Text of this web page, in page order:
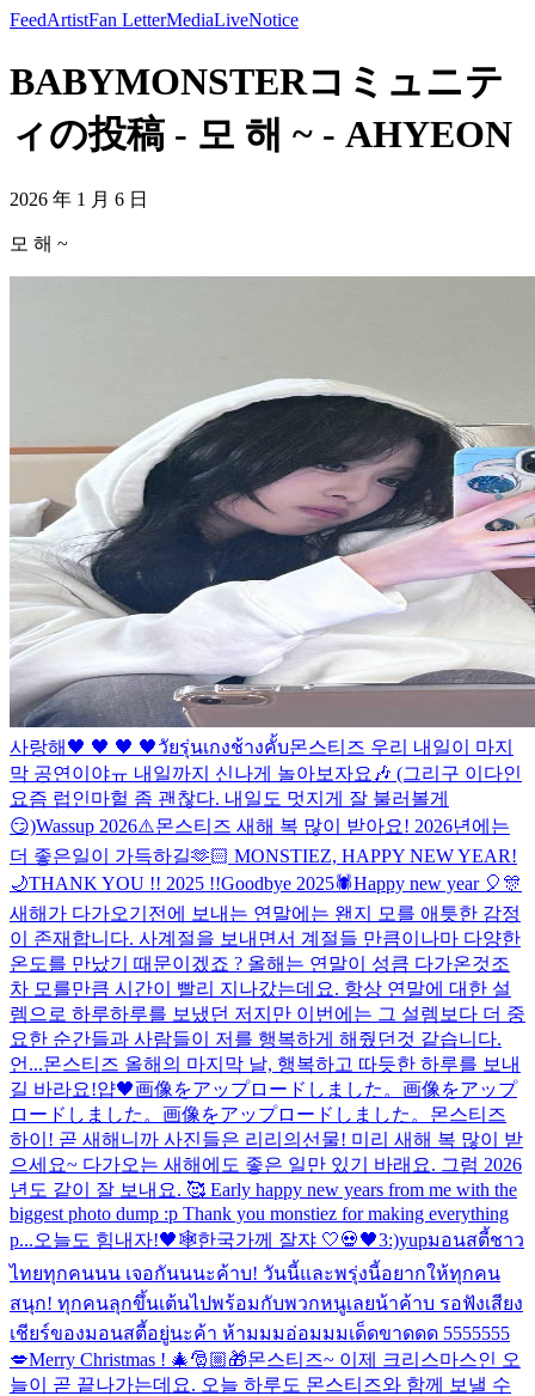
FeedArtistFan LetterMediaLiveNotice
BABYMONSTERコミュニテ
ィの投稿 - 모 해 ~ - AHYEON
2026 年 1 月 6 日
모 해 ~
사랑해 🖤 🖤 🖤 🖤วัยรุ่นเกงช้างคั้บ몬스티즈 우리 내일이 마지
막 공연이야ㅠ 내일까지 신나게 놀아보자요🎶 (그리구 이다인
요즘 럽인마헡 좀 괜찮다. 내일도 멋지게 잘 불러볼게
😏)Wassup 2026⚠️몬스티즈 새해 복 많이 받아요! 2026년에는
더 좋은일이 가득하길🫶🏻 MONSTIEZ, HAPPY NEW YEAR!
🌙THANK YOU !! 2025 !!Goodbye 2025🕷️Happy new year 🎈🎊
새해가 다가오기전에 보내는 연말에는 왠지 모를 애틋한 감정
이 존재합니다. 사계절을 보내면서 계절들 만큼이나마 다양한
온도를 만났기 때문이겠죠 ? 올해는 연말이 성큼 다가온것조
차 모를만큼 시간이 빨리 지나갔는데요. 항상 연말에 대한 설
렘으로 하루하루를 보냈던 저지만 이번에는 그 설렘보다 더 중
요한 순간들과 사람들이 저를 행복하게 해줬던것 같습니다.
언...몬스티즈 올해의 마지막 날, 행복하고 따듯한 하루를 보내
길 바라요!얍🖤画像をアップロードしました。 画像をアップ
ロードしました。 画像をアップロードしました。 몬스티즈
하이! 곧 새해니까 사진들은 리리의선물! 미리 새해 복 많이 받
으세요~ 다가오는 새해에도 좋은 일만 있기 바래요. 그럼 2026
년도 같이 잘 보내요. 🥰 Early happy new years from me with the
biggest photo dump :p Thank you monstiez for making everything
p...오늘도 힘내자!🖤🕸️한국가께 잘쟈 🤍💀🖤3:)yupมอนสตี้ชาว
ไทยทุกคนนน เจอกันนนะค้าบ! วันนี้และพรุ่งนี้อยากให้ทุกคน
สนุก! ทุกคนลุกขึ้นเต้นไปพร้อมกับพวกหนูเลยน้าค้าบ รอฟังเสียง
เชียร์ของมอนสตี้อยู่นะค้า ห้ามมมอ่อมมมเด็ดขาดดด 5555555
💋Merry Christmas ! 🎄🎅🏼🎁몬스티즈~ 이제 크리스마스인 오
늘이 곧 끝나가는데요. 오늘 하루도 몬스티즈와 함께 보낼 수